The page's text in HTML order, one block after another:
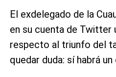
El exdelegado de la
en su cuenta de Twitter
respecto al triunfo del
quedar duda: sí habrá